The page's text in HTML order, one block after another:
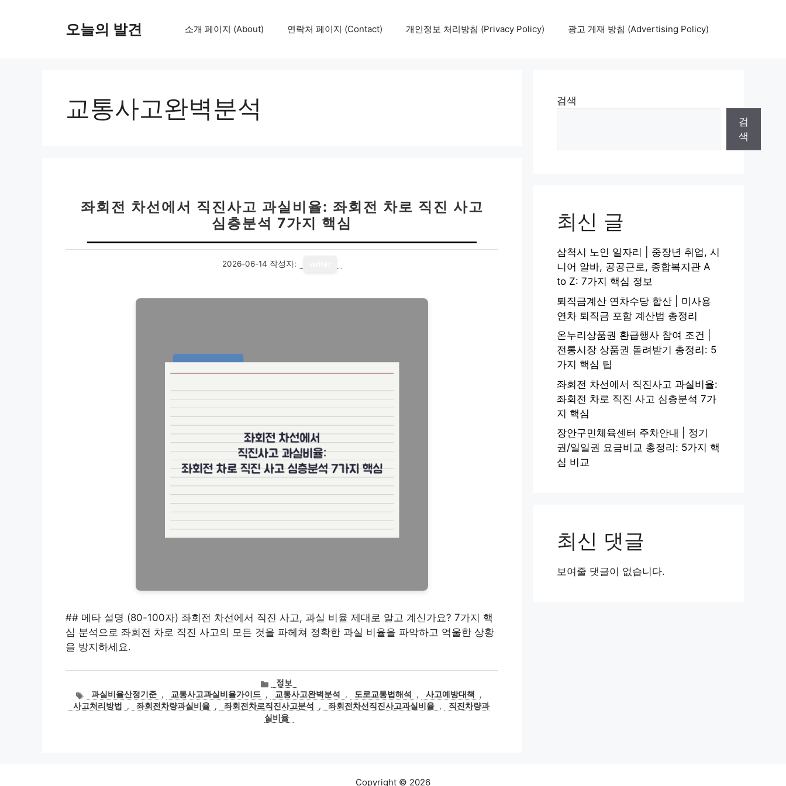
오늘의 발견 소개 페이지 (About) 연락처 페이지 (Contact) 개인정보 처리방침 (Privacy Policy) 광고 게재 방침 (Advertising Policy)
교통사고완벽분석
좌회전 차선에서 직진사고 과실비율: 좌회전 차로 직진 사고
심층분석 7가지 핵심
2026-06-14 작성자:
## 메타 설명 (80-100자) 좌회전 차선에서 직진 사고, 과실 비율 제대로 알고 계신가요? 7가지 핵
심 분석으로 좌회전 차로 직진 사고의 모든 것을 파헤쳐 정확한 과실 비율을 파악하고 억울한 상황
을 방지하세요.
카
테
고
리
정보
태
그
과실비율산정기준 , 교통사고과실비율가이드 , 교통사고완벽분석 , 도로교통법해석 , 사고예방대책
,
사고처리방법
, 좌회전차량과실비율 , 좌회전차로직진사고분석 , 좌회전차선직진사고과실비율 ,
직진차량과
실비율
검색
검
색
최신 글
삼척시 노인 일자리 | 중장년 취업, 시
니어 알바, 공공근로, 종합복지관 A
to Z: 7가지 핵심 정보
퇴직금계산 연차수당 합산 | 미사용
연차 퇴직금 포함 계산법 총정리
온누리상품권 환급행사 참여 조건 |
전통시장 상품권 돌려받기 총정리: 5
가지 핵심 팁
좌회전 차선에서 직진사고 과실비율:
좌회전 차로 직진 사고 심층분석 7가
지 핵심
장안구민체육센터 주차안내 | 정기
권/일일권 요금비교 총정리: 5가지 핵
심 비교
최신 댓글
보여줄 댓글이 없습니다.
Copyright © 2026